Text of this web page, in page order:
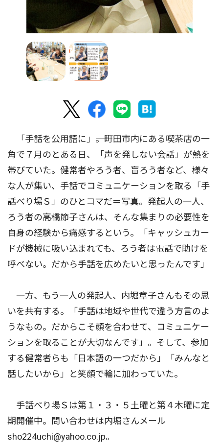
「手話を公用語に」――。町田市内にある喫茶店の一
角で７月のとある日、「声を発しない会話」が熱を
帯びていた。健常者やろう者、盲ろう者など、様々
な人が集い、手話でコミュニケーションを取る「手
話べり場Ｓ」のひとコマだ＝写真。発起人の一人、
ろう者の高橋節子さんは、そんな集まりの必要性を
自身の経験から痛感するという。「キャッシュカー
ドが機械に吸い込まれても、ろう者は電話で助けを
呼べない。だから手話を広めたいと思ったんです」
一方、もう一人の発起人、内堀章子さんもその思
いを共有する。「手話は地域や世代で違う方言のよ
うなもの。だからこそ顔を合わせて、コミュニケー
ションを取ることが大切なんです」。そして、参加
する健常者らも「日本語の一つだから」「みんなと
話したいから」と笑顔で輪に加わっていた。
手話べり場Ｓは第１・３・５土曜と第４木曜に定
期開催中。問い合わせは内堀さんメール
sho224uchi@yahoo.co.jp。